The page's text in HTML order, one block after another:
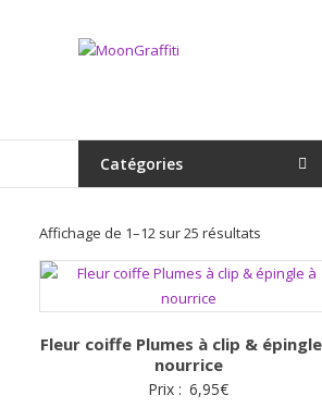
MoonGraffiti
Catégories
Affichage de 1–12 sur 25 résultats
par
popularité
Fleur coiffe Plumes à clip &
nourrice
Prix : 6,95€